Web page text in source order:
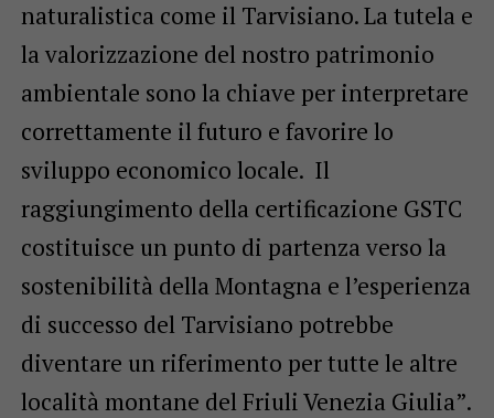
naturalistica come il Tarvisiano. La tutela e
la valorizzazione del nostro patrimonio
ambientale sono la chiave per interpretare
correttamente il futuro e favorire lo
sviluppo economico locale. Il
raggiungimento della certificazione GSTC
costituisce un punto di partenza verso la
sostenibilità della Montagna e l’esperienza
di successo del Tarvisiano potrebbe
diventare un riferimento per tutte le altre
località montane del Friuli Venezia Giulia”.